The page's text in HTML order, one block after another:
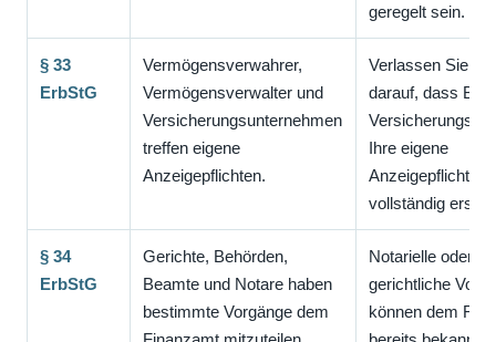
geregelt sein.
§ 33
ErbStG
Vermögensverwahrer,
Vermögensverwalter und
Versicherungsunternehmen
treffen eigene
Anzeigepflichten.
Verlassen Sie
darauf, dass
Ihre eigene
Anzeigepflicht
vollständig
§ 34
ErbStG
Gerichte, Behörden,
Beamte und Notare haben
bestimmte Vorgänge dem
Notarielle oder
gerichtliche
können dem